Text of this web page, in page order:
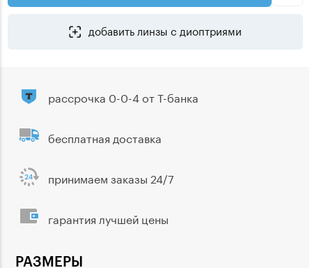
добавить линзы с диоптриями
РАЗМЕРЫ
рассрочка 0-0-4 от Т-банка
бесплатная доставка
принимаем заказы 24/7
гарантия лучшей цены